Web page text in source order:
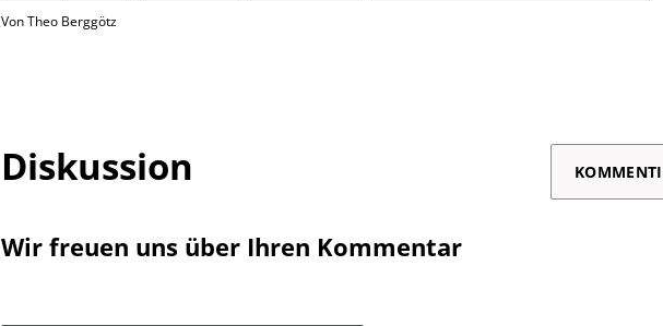
Von Theo Berggötz
Diskussion
Wir freuen uns über Ihren Kommentar